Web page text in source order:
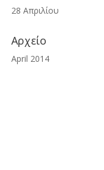
28 Απριλίου
Αρχείο
April 2014